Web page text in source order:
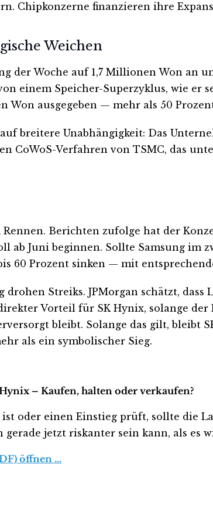
Chipkonzerne finanzieren ihre
Weichen
der Woche auf 1,7 Millionen Won an
einem Speicher-Superzyklus, wie er
Won ausgegeben — mehr als 50
breitere Unabhängigkeit: Das
CoWoS-Verfahren von TSMC, das
Rennen. Berichten zufolge hat der
ab Juni beginnen. Sollte Samsung im
60 Prozent sinken — mit
drohen Streiks. JPMorgan schätzt,
Vorteil für SK Hynix, solange der
bleibt. Solange das gilt, bleibt
als ein symbolischer Sieg.
– Kaufen, halten oder verkaufen?
oder einen Einstieg prüft, sollte die
gerade jetzt riskanter sein kann, als es
öffnen …